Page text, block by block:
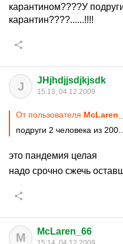
карантином????У
карантин????......!!!!
J JHjhdjjsdjkjsdk
15:13, 04.12.2009
От пользователя
подруги 2 человека из
это пандемия целая
надо срочно сжечь
M McLaren_66